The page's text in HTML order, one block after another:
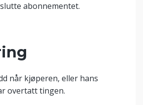
abonnementet.
når kjøperen, eller hans
overtatt tingen.